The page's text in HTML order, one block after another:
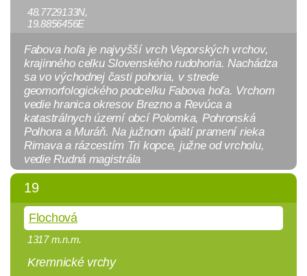
48.7729133N,
19.8856456E
Fabova hoľa je najvyšší vrch Veporských vrchov,
krajinného celku Slovenského rudohoria. Nachádza
sa vo východnej časti pohoria, v strede
geomorfologického podcelku Fabova hoľa. Vrchom
vedie hranica okresov Brezno a Revúca a
katastrálnych území obcí Polomka, Pohronská
Polhora a Muráň. Na južnom úpätí pramení rieka
Rimava a rázcestím Tri kopce, južne od vrcholu,
vedie Rudná magistrála
19
Flochová
1317 m.n.m.
Kremnické vrchy